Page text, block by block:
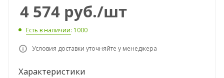
4 574 руб./шт
Есть в наличии: 1000
Условия доставки уточняйте у менеджера
Характеристики